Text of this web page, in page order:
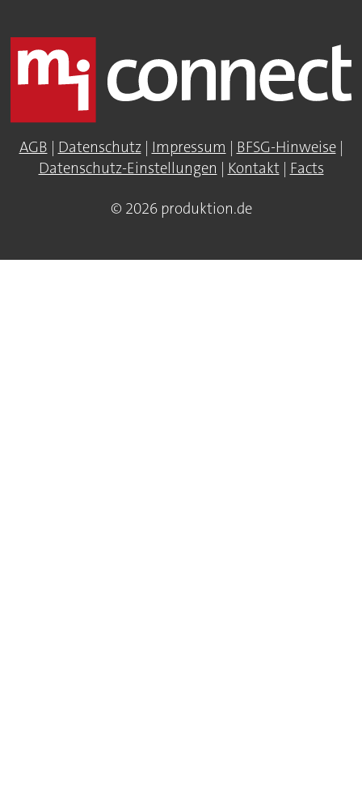
AGB Datenschutz| Impressum BFSG-Hinweise|
Datenschutz-Einstellungen
Kontakt| Facts
© 2026 produktion.de